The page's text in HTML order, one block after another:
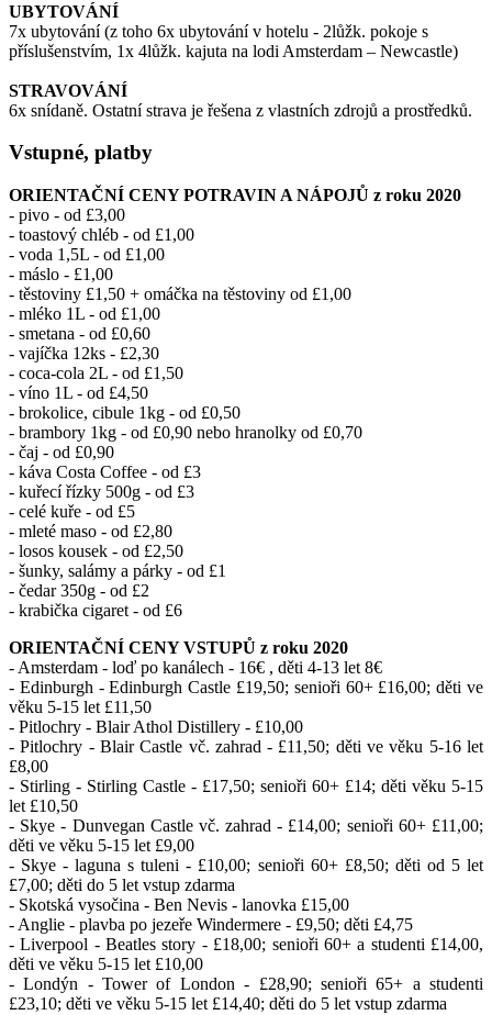
UBYTOVÁNÍ
7x ubytování (z toho 6x ubytování v hotelu - 2lůžk. pokoje s
příslušenstvím, 1x 4lůžk. kajuta na lodi Amsterdam – Newcastle)
STRAVOVÁNÍ
6x snídaně. Ostatní strava je řešena z vlastních zdrojů a prostředků.
Vstupné, platby
ORIENTAČNÍ CENY POTRAVIN A NÁPOJŮ z roku 2020
- pivo - od £3,00
- toastový chléb - od £1,00
- voda 1,5L - od £1,00
- máslo - £1,00
- těstoviny £1,50 + omáčka na těstoviny od £1,00
- mléko 1L - od £1,00
- smetana - od £0,60
- vajíčka 12ks - £2,30
- coca-cola 2L - od £1,50
- víno 1L - od £4,50
- brokolice, cibule 1kg - od £0,50
- brambory 1kg - od £0,90 nebo hranolky od £0,70
- čaj - od £0,90
- káva Costa Coffee - od £3
- kuřecí řízky 500g - od £3
- celé kuře - od £5
- mleté maso - od £2,80
- losos kousek - od £2,50
- šunky, salámy a párky - od £1
- čedar 350g - od £2
- krabička cigaret - od £6
ORIENTAČNÍ CENY VSTUPŮ z roku 2020
- Amsterdam - loď po kanálech - 16€ , děti 4-13 let 8€
- Edinburgh - Edinburgh Castle £19,50; senioři 60+ £16,00; děti ve
věku 5-15 let £11,50
- Pitlochry - Blair Athol Distillery - £10,00
- Pitlochry - Blair Castle vč. zahrad - £11,50; děti ve věku 5-16 let
£8,00
- Stirling - Stirling Castle - £17,50; senioři 60+ £14; děti věku 5-15
let £10,50
- Skye - Dunvegan Castle vč. zahrad - £14,00; senioři 60+ £11,00;
děti ve věku 5-15 let £9,00
- Skye - laguna s tuleni - £10,00; senioři 60+ £8,50; děti od 5 let
£7,00; děti do 5 let vstup zdarma
- Skotská vysočina - Ben Nevis - lanovka £15,00
- Anglie - plavba po jezeře Windermere - £9,50; děti £4,75
- Liverpool - Beatles story - £18,00; senioři 60+ a studenti £14,00,
děti ve věku 5-15 let £10,00
- Londýn - Tower of London - £28,90; senioři 65+ a studenti
£23,10; děti ve věku 5-15 let £14,40; děti do 5 let vstup zdarma